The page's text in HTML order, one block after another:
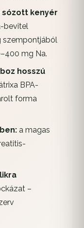
sózott kenyér
bevitel
szempontjából
mg Na.
hosszú
BPA-
forma
a magas
–